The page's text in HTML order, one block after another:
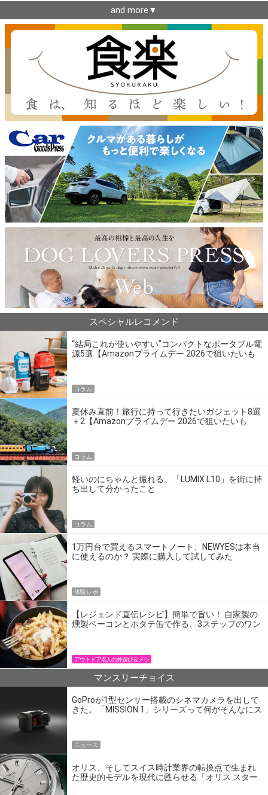
and more▼
スペシャルレコメンド
“結局これが使いやすい”コンパクトなポータブル電
源5選【Amazonプライムデー 2026で狙いたいも
コラム
夏休み直前！旅行に持って行きたいガジェット8選
＋2【Amazonプライムデー 2026で狙いたいも
コラム
軽いのにちゃんと撮れる。「LUMIX L10」を街に持
ち出して分かったこと
コラム
1万円台で買えるスマートノート、NEWYESは本当
に使えるのか？ 実際に購入して試してみた
体験レポ
【レジェンド直伝レシピ】簡単で旨い！ 自家製の
燻製ベーコンとホタテ缶で作る、3ステップのワン
アウトドア名人の外遊び＆メシ
マンスリーチョイス
GoProが1型センサー搭載のシネマカメラを出して
きた。「MISSION 1」シリーズって何がそんなにス
ニュース
オリス、そしてスイス時計業界の転換点で生まれ
た歴史的モデルを現代に甦らせる「オリス スター